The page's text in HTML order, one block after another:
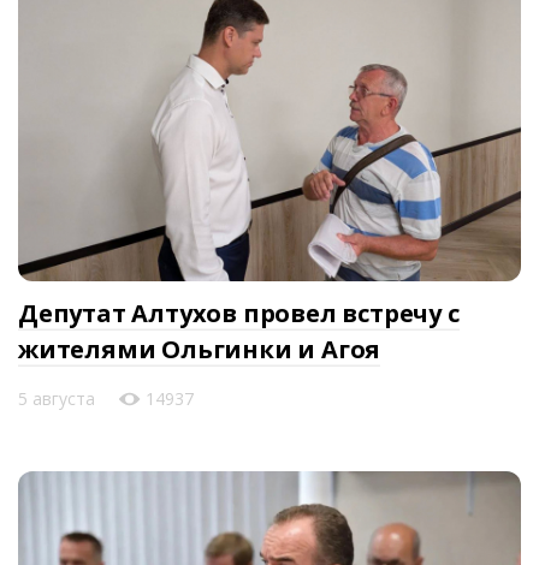
Депутат Алтухов провел встречу с
жителями Ольгинки и Агоя
5 августа 14937